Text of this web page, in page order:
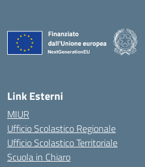
Link Esterni
MIUR
Ufficio Scolastico Regionale
Ufficio Scolastico Territoriale
Scuola in Chiaro